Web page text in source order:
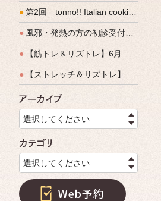
●第2回 tonno!! Italian cooking 開催しました
● 風邪・発熱の方の初診受付（発熱外来）、始めます
● 【筋トレ＆リズトレ】6月特別運動教室開催のご案内
● 【ストレッチ＆リズトレ】特別運動教室開催のご案内
選択してください
選択してください